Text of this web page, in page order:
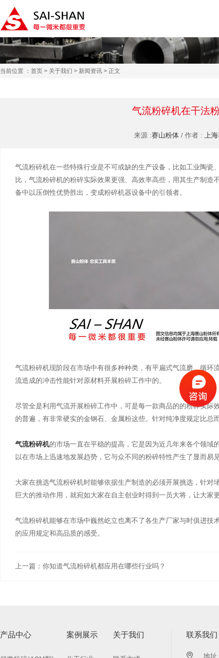
当前位置 ： 首页 > 关于我们 > 新闻资讯 > 正文
气流粉碎机在干法
来源 :赛山粉体 / 作者 : 上
气流粉碎机在一些特殊行业是不可或缺的生产设备，比如工业陶
比，气流粉碎机的粉碎实际效果更强、高效率高些，用其生产制
备中以压倒性优势胜出，变成粉碎机器设备中的引领者。
气流粉碎机现阶段在市场中有很多种种类，有平扁式气流磨、循
流造成的冲击性能针对原材料开展粉碎工作中的。
尽管全是利用气流开展粉碎工作中，可是每一款商品的的粉碎实
的普遍，有非常硬实的金钢石、金属粉这些。针对纯净度规定比
气流粉碎机的市场一直在平稳的提高，它是因为近几年来各个领域
以在市场上迅速地发展趋势，它与众不同的粉碎特性产生了显而易
大家在挑选气流粉碎机时能够依据生产制造的必须开展挑选，针
巨大的推动作用，就宛如大家在自主创业时得到一员大将，让大家
气流粉碎机能够在市场中巍然屹立也离不了各生产厂家与时俱进
的应用规定和高品质的感受。
上一篇：你知道气流粉碎机都应用在哪些行业吗？
产品中心 案例展示 关于我们 联系我们
地址